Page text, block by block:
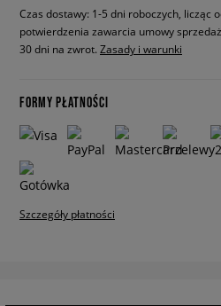
Czas dostawy: 1-5 dni roboczych, licząc
potwierdzenia zawarcia umowy
30 dni na zwrot. Zasady i warunki
FORMY PŁATNOŚCI
Szczegóły płatności